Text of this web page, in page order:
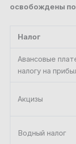
освобождены по
Налог
Авансовые
налогу на
Акцизы
Водный налог